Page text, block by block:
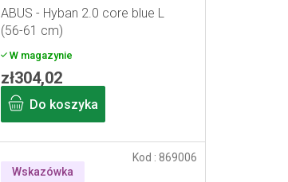
ABUS - Hyban 2.0 core blue L
(56-61 cm)
W magazynie
zł304,02
Do koszyka
Wskazówka
Kod : 869006